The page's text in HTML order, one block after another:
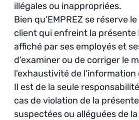
illégales ou inappropriées.
Bien qu’EMPREZ se réserve
client qui enfreint la présente
affiché par ses employés et
d’examiner ou de corriger le
l’exhaustivité de l’information
Il est de la seule
cas de violation de la
suspectées ou alléguées de